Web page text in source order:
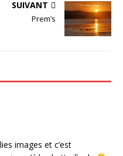
SUIVANT
Prem’s
images et c’est